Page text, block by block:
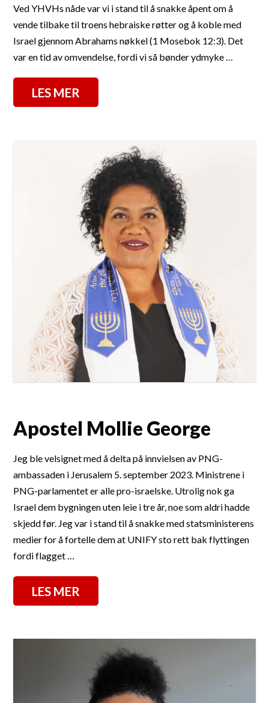
Ved YHVHs nåde var vi i stand til å snakke åpent om å
vende tilbake til troens hebraiske røtter og å koble med
Israel gjennom Abrahams nøkkel (1 Mosebok 12:3). Det
var en tid av omvendelse, fordi vi så bønder ydmyke …
LES MER
Apostel Mollie George
Jeg ble velsignet med å delta på innvielsen av PNG-
ambassaden i Jerusalem 5. september 2023. Ministrene i
PNG-parlamentet er alle pro-israelske. Utrolig nok ga
Israel dem bygningen uten leie i tre år, noe som aldri hadde
skjedd før. Jeg var i stand til å snakke med statsministerens
medier for å fortelle dem at UNIFY sto rett bak flyttingen
fordi flagget …
LES MER